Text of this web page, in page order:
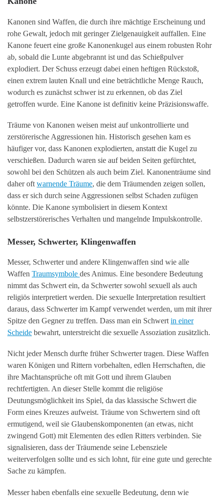
Kanonen sind Waffen, die durch ihre mächtige Erscheinung und
rohe Gewalt, jedoch mit geringer Zielgenauigkeit auffallen. Eine
Kanone feuert eine große Kanonenkugel aus einem robusten Rohr
ab, sobald die Lunte abgebrannt ist und das Schießpulver
explodiert. Der Schuss erzeugt dabei einen heftigen Rückstoß,
einen extrem lauten Knall und eine beträchtliche Menge Rauch,
wodurch es zunächst schwer ist zu erkennen, ob das Ziel
getroffen wurde. Eine Kanone ist definitiv keine Präzisionswaffe.
Träume von Kanonen weisen meist auf unkontrollierte und
zerstörerische Aggressionen hin. Historisch gesehen kam es
häufiger vor, dass Kanonen explodierten, anstatt die Kugel zu
verschießen. Dadurch waren sie auf beiden Seiten gefürchtet,
sowohl bei den Schützen als auch beim Ziel. Kanonenträume sind
daher oft warnende Träume, die dem Träumenden zeigen sollen,
dass er sich durch seine Aggressionen selbst Schaden zufügen
könnte. Die Kanone symbolisiert in diesem Kontext
selbstzerstörerisches Verhalten und mangelnde Impulskontrolle.
Messer, Schwerter, Klingenwaffen
Messer, Schwerter und andere Klingenwaffen sind wie alle
Waffen Traumsymbole des Animus. Eine besondere Bedeutung
nimmt das Schwert ein, da Schwerter sowohl sexuell als auch
religiös interpretiert werden. Die sexuelle Interpretation resultiert
daraus, dass Schwerter im Kampf verwendet werden, um mit ihrer
Spitze den Gegner zu treffen. Dass man ein Schwert in einer
Scheide bewahrt, unterstreicht die sexuelle Assoziation zusätzlich.
Nicht jeder Mensch durfte früher Schwerter tragen. Diese Waffen
waren Königen und Rittern vorbehalten, edlen Herrschaften, die
ihre Machtansprüche oft mit Gott und ihrem Glauben
rechtfertigten. An dieser Stelle kommt die religiöse
Deutungsmöglichkeit ins Spiel, da das klassische Schwert die
Form eines Kreuzes aufweist. Träume von Schwertern sind oft
ermutigend, weil sie Glaubenskomponenten (an etwas, nicht
zwingend Gott) mit Elementen des edlen Ritters verbinden. Sie
signalisieren, dass der Träumende seine Lebensziele
weiterverfolgen sollte und es sich lohnt, für eine gute und gerechte
Sache zu kämpfen.
Messer haben ebenfalls eine sexuelle Bedeutung, denn wie